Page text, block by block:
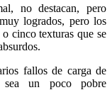
no destacan, pero
logrados, pero los
cinco texturas que se
fallos de carga de
sea un poco pobre